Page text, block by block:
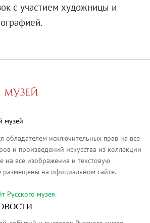
директор
(Инженерный) замок
дворец
Петра I
дворец Петра I
сад
павильон Михайловского
павильон Михайловского
с участием художницы и
музей
обладателем исключительных прав на все
и произведений искусства из коллекции
на все изображения и текстовую
на официальном сайте.
Русского музея